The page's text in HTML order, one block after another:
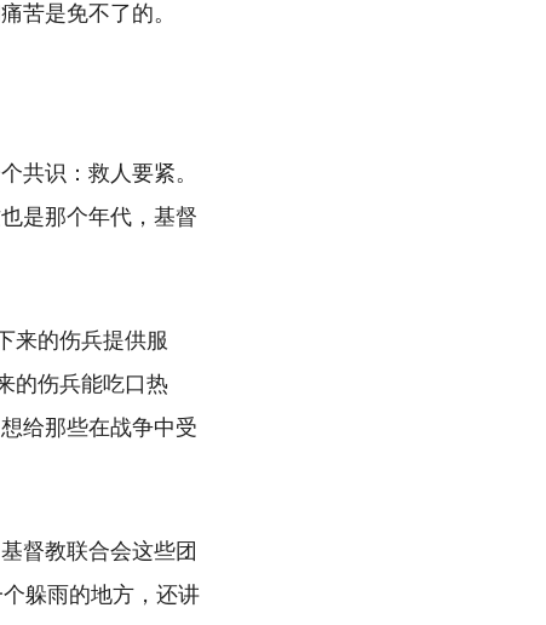
苦是免不了的。
共识：救人要紧。
是那个年代，基督
来的伤兵提供服
的伤兵能吃口热
给那些在战争中受
督教联合会这些团
躲雨的地方，还讲